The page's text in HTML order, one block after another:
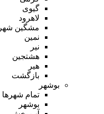
گیوی
لاهرود
مشگین شهر
نمین
نیر
هشتجین
هیر
بازگشت
بوشهر
تمام شهر‌ها
بوشهر